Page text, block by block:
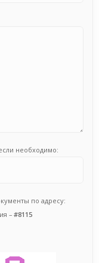
необходимо:
по адресу:
–#8115